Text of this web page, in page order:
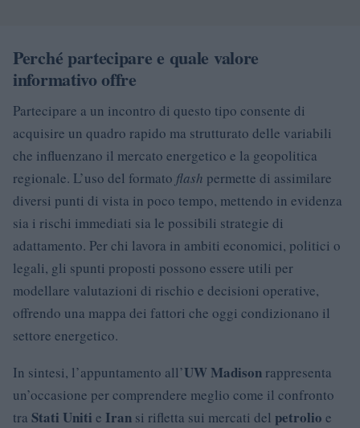
Perché partecipare e quale valore
informativo offre
Partecipare a un incontro di questo tipo consente di
acquisire un quadro rapido ma strutturato delle variabili
che influenzano il mercato energetico e la geopolitica
regionale. L’uso del formato flash permette di assimilare
diversi punti di vista in poco tempo, mettendo in evidenza
sia i rischi immediati sia le possibili strategie di
adattamento. Per chi lavora in ambiti economici, politici o
legali, gli spunti proposti possono essere utili per
modellare valutazioni di rischio e decisioni operative,
offrendo una mappa dei fattori che oggi condizionano il
settore energetico.
In sintesi, l’appuntamento all’UW Madison rappresenta
un’occasione per comprendere meglio come il confronto
tra Stati Uniti e Iran si rifletta sui mercati del petrolio e